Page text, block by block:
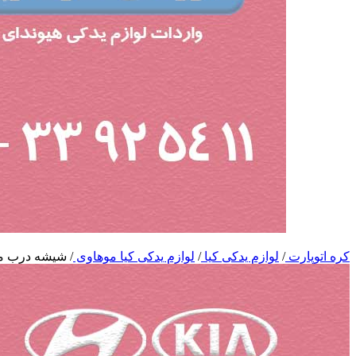
کره اتوپارت/ لوازم یدکی کیا/ لوازم یدکی کیا موهاوی/ شیشه درب